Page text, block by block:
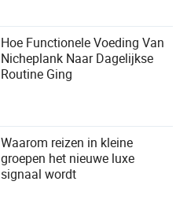
Hoe Functionele Voeding Van
Nicheplank Naar Dagelijkse
Routine Ging
Waarom reizen in kleine
groepen het nieuwe luxe
signaal wordt